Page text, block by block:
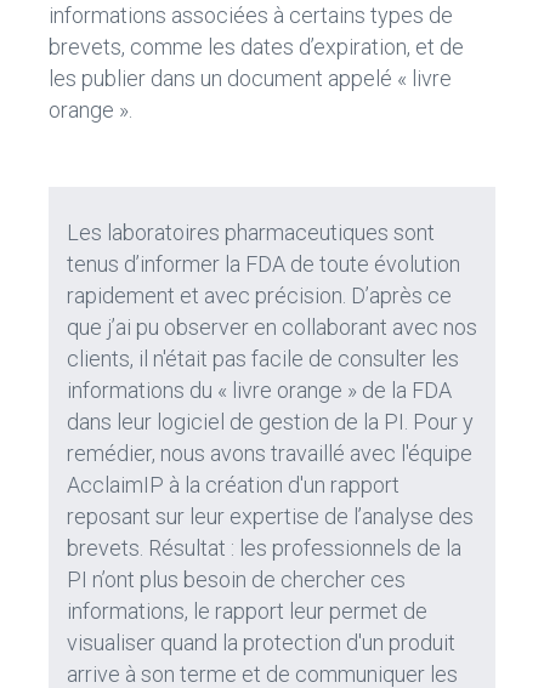
informations associées à certains types de
brevets, comme les dates d’expiration, et de
les publier dans un document appelé « livre
orange ».
Les laboratoires pharmaceutiques sont
tenus d’informer la FDA de toute évolution
rapidement et avec précision. D’après ce
que j’ai pu observer en collaborant avec nos
clients, il n'était pas facile de consulter les
informations du « livre orange » de la FDA
dans leur logiciel de gestion de la PI. Pour y
remédier, nous avons travaillé avec l'équipe
AcclaimIP à la création d'un rapport
reposant sur leur expertise de l’analyse des
brevets. Résultat : les professionnels de la
PI n’ont plus besoin de chercher ces
informations, le rapport leur permet de
visualiser quand la protection d'un produit
arrive à son terme et de communiquer les